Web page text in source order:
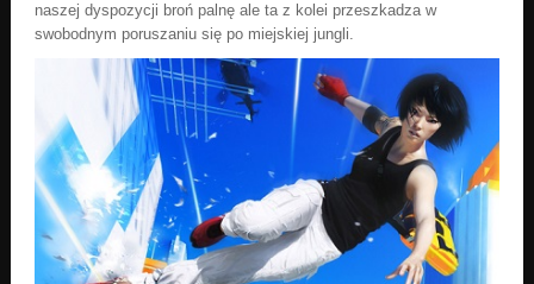
naszej dyspozycji broń palnę ale ta z kolei przeszkadza w
swobodnym poruszaniu się po miejskiej jungli.